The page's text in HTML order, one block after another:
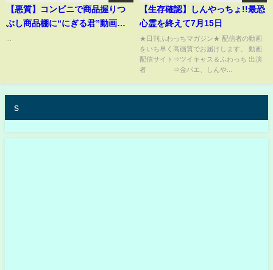
【悪質】コンビニで商品握りつ
ぶし商品棚に“にぎる君”動画
【生存確認】しんやっちょ!!最恐
心霊を終えて7月15日
★日刊ふわっちマガジン★ 配信者の動画
をいち早く高画質でお届けします。 動画
配信サイト⇒ツイキャス＆ふわっち 出演
者 ⇒金バエ、しんや...
s